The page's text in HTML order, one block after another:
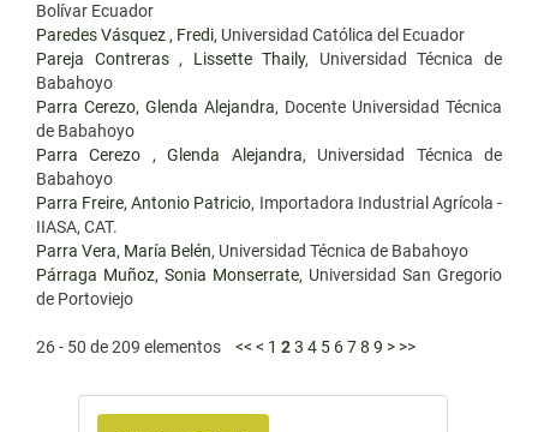
Bolívar Ecuador
Paredes Vásquez , Fredi, Universidad Católica del Ecuador
Pareja Contreras , Lissette Thaily, Universidad Técnica de
Babahoyo
Parra Cerezo, Glenda Alejandra, Docente Universidad Técnica
de Babahoyo
Parra Cerezo , Glenda Alejandra, Universidad Técnica de
Babahoyo
Parra Freire, Antonio Patricio, Importadora Industrial Agrícola -
IIASA, CAT.
Parra Vera, María Belén, Universidad Técnica de Babahoyo
Párraga Muñoz, Sonia Monserrate, Universidad San Gregorio
de Portoviejo
26 - 50 de 209 elementos << < 1 23 4 5 678 9 > >>